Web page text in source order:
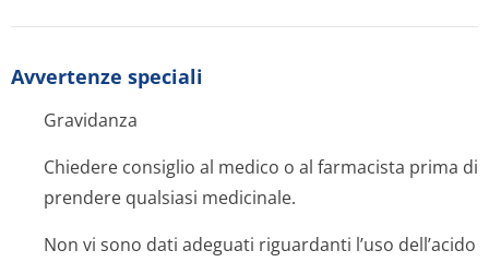
Avvertenze speciali
Gravidanza
Chiedere consiglio al medico o al farmacista prima di
prendere qualsiasi medicinale.
Non vi sono dati adeguati riguardanti l’uso dell’acido